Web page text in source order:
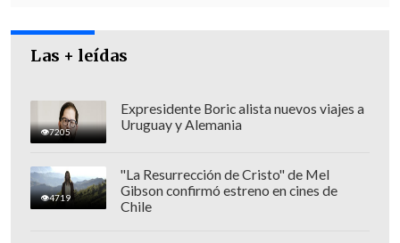
Las + leídas
7205
Expresidente Boric alista nuevos viajes a
Uruguay y Alemania
4719
"La Resurrección de Cristo" de Mel
Gibson confirmó estreno en cines de
Chile